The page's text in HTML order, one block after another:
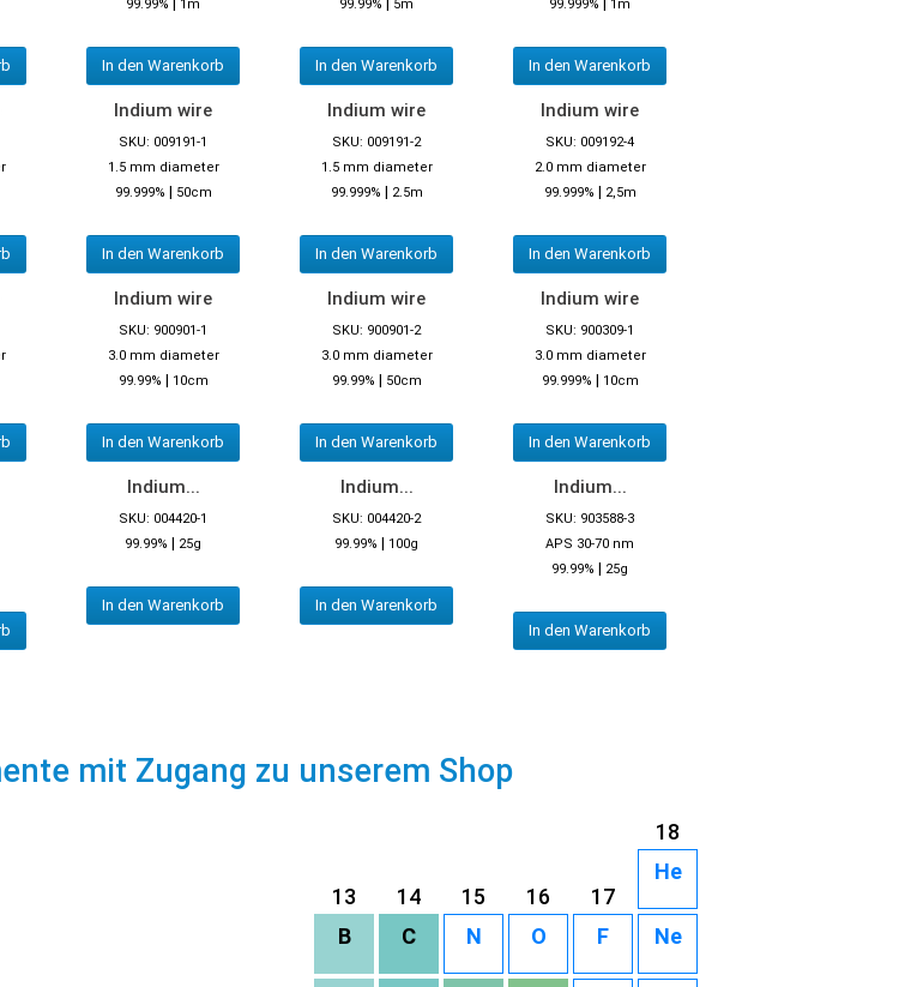
99.99%
1m
In den Warenkorb
99.99%
5m
In den Warenkorb
99.999%
1m
In den Warenkorb
Indium wire
SKU: 009191-1
1.5 mm diameter
99.999% | 50cm
In den Warenkorb
Indium wire
SKU: 009191-2
1.5 mm diameter
99.999% | 2.5m
In den Warenkorb
Indium wire
SKU: 009192-4
2.0 mm diameter
99.999% | 2,5m
In den Warenkorb
Indium wire
SKU: 900901-1
3.0 mm diameter
99.99% | 10cm
In den Warenkorb
Indium wire
SKU: 900901-2
3.0 mm diameter
99.99% | 50cm
In den Warenkorb
Indium wire
SKU: 900309-1
3.0 mm diameter
99.999% | 10cm
In den Warenkorb
Indium...
SKU: 004420-1
99.99% | 25g
In den Warenkorb
Indium...
SKU: 004420-2
99.99% | 100g
In den Warenkorb
Indium...
SKU: 903588-3
APS 30-70 nm
99.99% | 25g
In den Warenkorb
mit Zugang zu unserem Shop
18
13 14 15 16 17
He
B C N O F Ne